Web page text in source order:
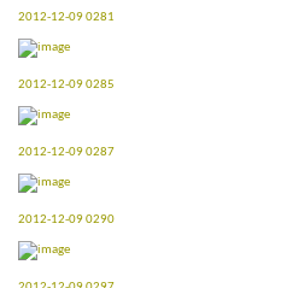
2012-12-09 0281
2012-12-09 0285
2012-12-09 0287
2012-12-09 0290